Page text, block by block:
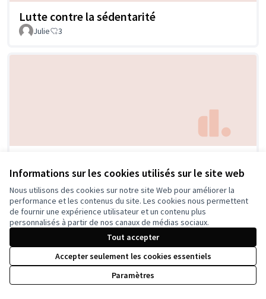
Informations sur les cookies utilisés sur le site web
Nous utilisons des cookies sur notre site Web pour améliorer la
performance et les contenus du site. Les cookies nous permettent
de fournir une expérience utilisateur et un contenu plus
personnalisés à partir de nos canaux de médias sociaux.
Tout accepter
Accepter seulement les cookies essentiels
Paramètres
Lutte contre la sédentarité
Julie 3
Service Instances de Quartier - Ville de Nancy 1